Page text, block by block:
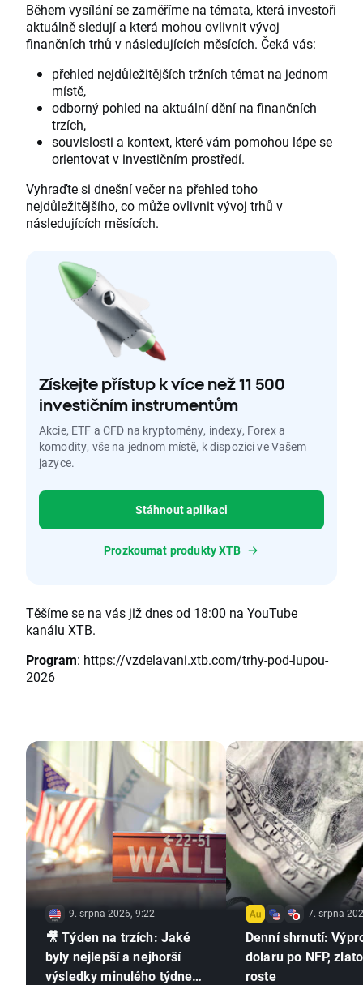
Během vysílání se zaměříme na témata, která investoři
aktuálně sledují a která mohou ovlivnit vývoj
finančních trhů v následujících měsících. Čeká vás:
přehled nejdůležitějších tržních témat na jednom
místě,
odborný pohled na aktuální dění na finančních
trzích,
souvislosti a kontext, které vám pomohou lépe se
orientovat v investičním prostředí.
Vyhraďte si dnešní večer na přehled toho
nejdůležitějšího, co může ovlivnit vývoj trhů v
následujících měsících.
Získejte přístup k více než 11 500
investičním instrumentům
Akcie, ETF a CFD na kryptoměny, indexy, Forex a
komodity, vše na jednom místě, k dispozici ve Vašem
jazyce.
Stáhnout aplikaci
Prozkoumat produkty XTB
Těšíme se na vás již dnes od 18:00 na YouTube
kanálu XTB.
Program: https://vzdelavani.xtb.com/trhy-pod-lupou-
2026
9. srpna 2026, 9:22
🎥 Týden na trzích: Jaké
byly nejlepší a nejhorší
výsledky minulého týdne?
7. srpna
Denní shrnutí:
dolaru po NFP,
roste